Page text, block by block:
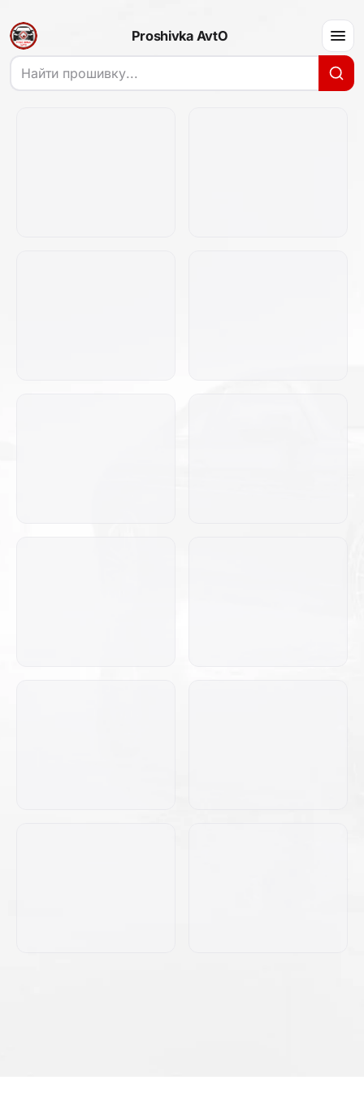
Proshivka AvtO